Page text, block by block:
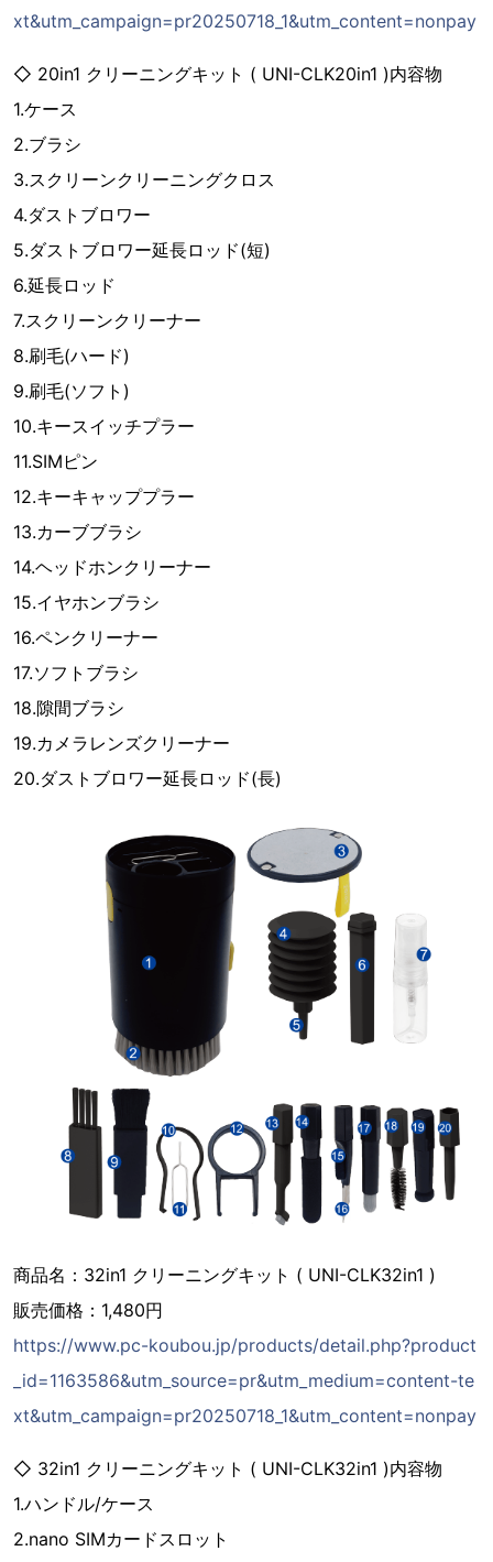
xt&utm_campaign=pr20250718_1&utm_content=nonpay
◇ 20in1 クリーニングキット ( UNI-CLK20in1 )内容物
1.ケース
2.ブラシ
3.スクリーンクリーニングクロス
4.ダストブロワー
5.ダストブロワー延長ロッド(短)
6.延長ロッド
7.スクリーンクリーナー
8.刷毛(ハード)
9.刷毛(ソフト)
10.キースイッチプラー
11.SIMピン
12.キーキャッププラー
13.カーブブラシ
14.ヘッドホンクリーナー
15.イヤホンブラシ
16.ペンクリーナー
17.ソフトブラシ
18.隙間ブラシ
19.カメラレンズクリーナー
20.ダストブロワー延長ロッド(長)
商品名：32in1 クリーニングキット ( UNI-CLK32in1 )
販売価格：1,480円
https://www.pc-koubou.jp/products/detail.php?product
_id=1163586&utm_source=pr&utm_medium=content-te
xt&utm_campaign=pr20250718_1&utm_content=nonpay
◇ 32in1 クリーニングキット ( UNI-CLK32in1 )内容物
1.ハンドル/ケース
2.nano SIMカードスロット